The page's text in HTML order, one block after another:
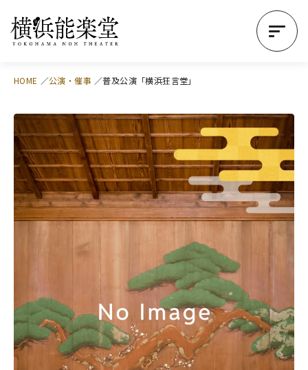
HOME 公演・催事 普及公演「横浜狂言堂」